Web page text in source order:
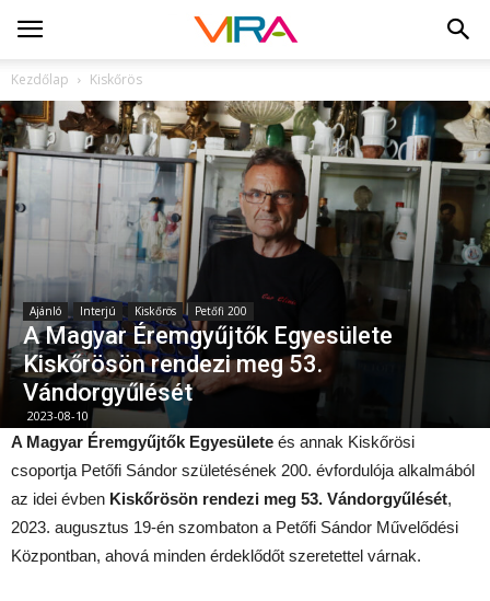
Kezdőlap Kiskőrös
Ajánló Interjú Kiskőrös Petőfi 200
A Magyar Éremgyűjtők Egyesülete
Kiskőrösön rendezi meg 53.
Vándorgyűlését
2023-08-10
A Magyar Éremgyűjtők Egyesülete és annak Kiskőrösi
csoportja Petőfi Sándor születésének 200. évfordulója alkalmából
az idei évben Kiskőrösön rendezi meg 53. Vándorgyűlését,
2023. augusztus 19-én szombaton a Petőfi Sándor Művelődési
Központban, ahová minden érdeklődőt szeretettel várnak.